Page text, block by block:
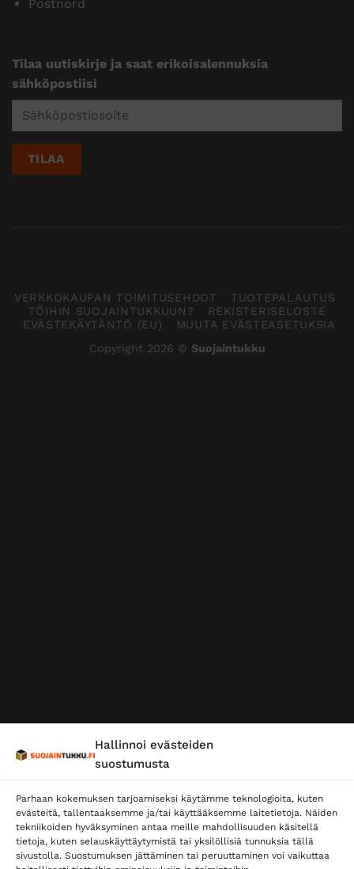
Hallinnoi evästeiden
suostumusta
Parhaan kokemuksen tarjoamiseksi käytämme teknologioita, kuten
evästeitä, tallentaaksemme ja/tai käyttääksemme laitetietoja. Näiden
tekniikoiden hyväksyminen antaa meille mahdollisuuden käsitellä
tietoja, kuten selauskäyttäytymistä tai yksilöllisiä tunnuksia tällä
sivustolla. Suostumuksen jättäminen tai peruuttaminen voi vaikuttaa
Postnord
Tilaa uutiskirje ja saat erikoisalennuksia
sähköpostiisi
VERKKOKAUPAN TOIMITUSEHDOT
TUOTEPALAUTUS
TÖIHIN SUOJAINTUKKUUN?
REKISTERISELOSTE
EVÄSTEKÄYTÄNTÖ (EU)
MUUTA EVÄSTEASETUKSIA
Copyright 2026 © Suojaintukku